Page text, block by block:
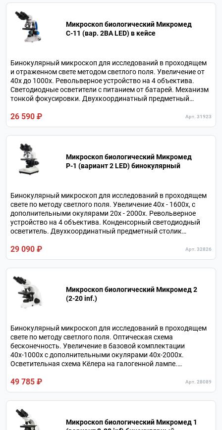
Микроскоп биологический Микромед
С-11 (вар. 2ВА LED) в кейсе
Бинокулярный микроскоп для исследований в проходящем
и отраженном свете методом светлого поля. Увеличение от
40х до 1000х. Револьверное устройство на 4 объектива.
Светодиодные осветители с питанием от батарей. Механизм
тонкой фокусировки. Двухкоординатный предметный
26 590 ₽ Арт. 31923
Микроскоп биологический Микромед
P-1 (вариант 2 LED) бинокулярный
Бинокулярный микроскоп для исследований в проходящем
свете по методу светлого поля. Увеличение 40х - 1600х, с
дополнительными окулярами 20х - 2000х. Револьверное
устройство на 4 объектива. Конденсорный светодиодный
осветитель. Двухкоординатный предметный столик
окуляра.
29 090 ₽ Арт. 32826
Микроскоп биологический Микромед 2
(2-20 inf.)
Бинокулярный микроскоп для исследований в проходящем
свете по методу светлого поля. Оптическая схема
бесконечность. Увеличение в базовой комплектации
40х-1000х с дополнительными окулярами 40х-2000х.
Осветительная схема Кёлера на галогенной лампе.
устройствами. Револьверное устройство на 4 объектива.
49 785 ₽ Арт. 28089
Микроскоп биологический Микромед 1